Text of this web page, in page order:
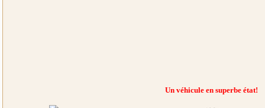
Un véhicule en superbe état!